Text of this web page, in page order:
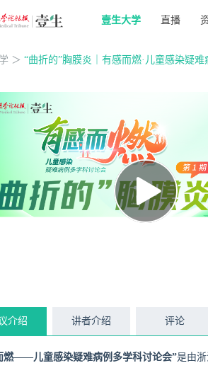
壹生大学 直播
＞ “曲折的”胸膜炎｜有感而燃·儿童感染疑
介绍 讲者介绍 评论
燃——儿童感染疑难病例多学科讨论会”是由